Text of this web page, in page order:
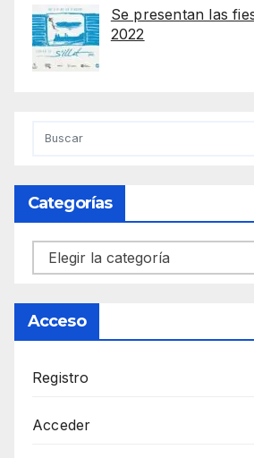
Se presentan las
2022
Categorías
Categorías
Acceso
Registro
Acceder